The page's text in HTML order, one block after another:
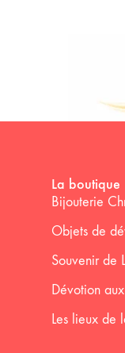
La boutique
Bijouterie
Objets de
Souvenir de
Dévotion
Les lieux de